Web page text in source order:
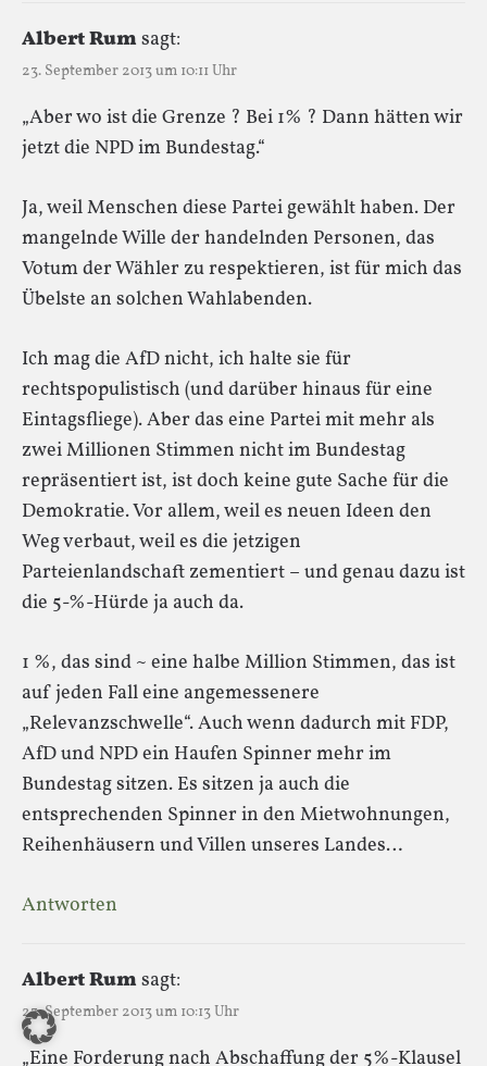
Albert Rumsagt:
23. September 2013 um 10:11 Uhr
„Aber wo ist die Grenze ? Bei 1% ? Dann hätten wir
jetzt die NPD im Bundestag.“
Ja, weil Menschen diese Partei gewählt haben. Der
mangelnde Wille der handelnden Personen, das
Votum der Wähler zu respektieren, ist für mich das
Übelste an solchen Wahlabenden.
Ich mag die AfD nicht, ich halte sie für
rechtspopulistisch (und darüber hinaus für eine
Eintagsfliege). Aber das eine Partei mit mehr als
zwei Millionen Stimmen nicht im Bundestag
repräsentiert ist, ist doch keine gute Sache für die
Demokratie. Vor allem, weil es neuen Ideen den
Weg verbaut, weil es die jetzigen
Parteienlandschaft zementiert – und genau dazu ist
die 5-%-Hürde ja auch da.
1 %, das sind ~ eine halbe Million Stimmen, das ist
auf jeden Fall eine angemessenere
„Relevanzschwelle“. Auch wenn dadurch mit FDP,
AfD und NPD ein Haufen Spinner mehr im
Bundestag sitzen. Es sitzen ja auch die
entsprechenden Spinner in den Mietwohnungen,
Reihenhäusern und Villen unseres Landes…
Antworten
Albert Rumsagt:
23. September 2013 um 10:13 Uhr
„Eine Forderung nach Abschaffung der 5%-Klausel